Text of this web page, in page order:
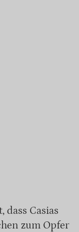
dass Casias
zum Opfer